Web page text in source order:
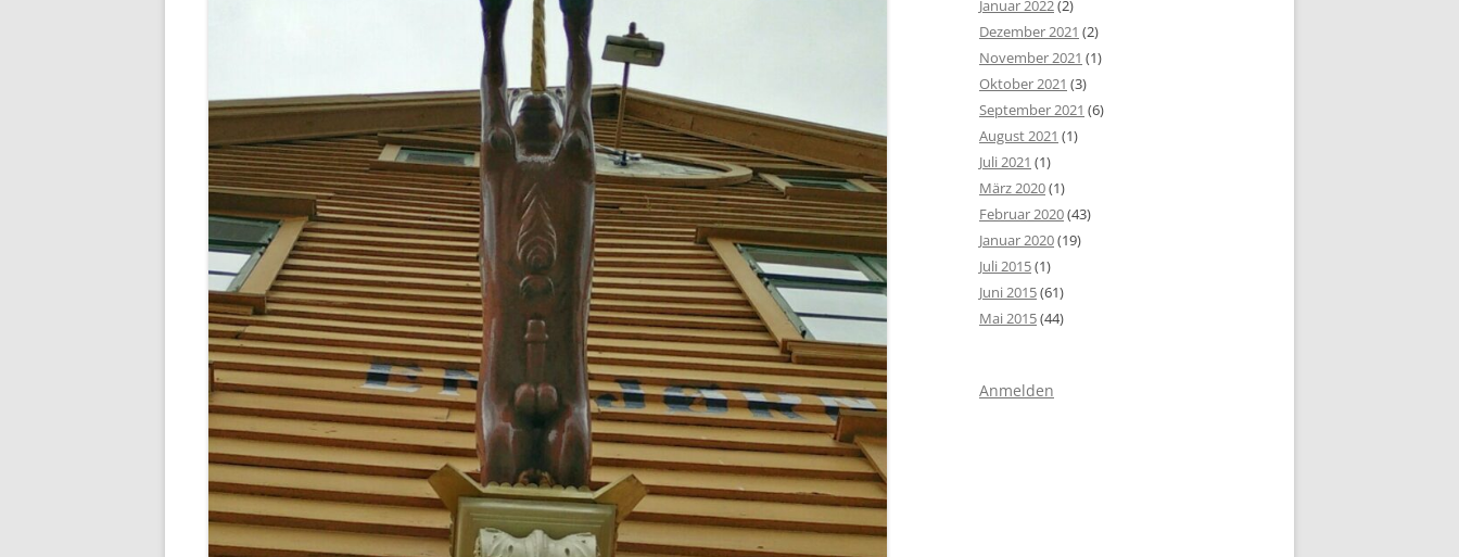
Januar 2022(2)
Dezember 2021 (2)
November 2021 (1)
Oktober 2021 (3)
September 2021 (6)
August 2021 (1)
Juli 2021 (1)
März 2020(1)
Februar 2020(43)
Januar 2020(19)
Juli 2015(1)
Juni 2015(61)
Mai 2015(44)
Anmelden